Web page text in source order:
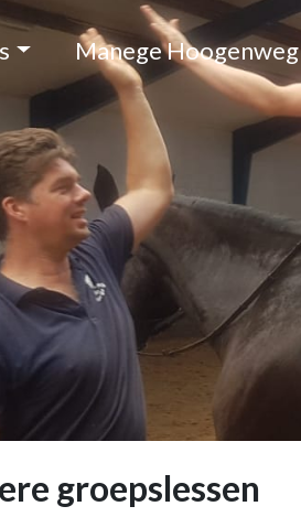
Manege Hoogenweg
groepslessen